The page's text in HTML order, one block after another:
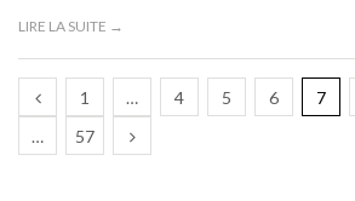
LIRE LA SUITE →
1 … 4 5 6 7
…
57